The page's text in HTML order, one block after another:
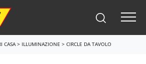
CASA> ILLUMINAZIONE > CIRCLE DA TAVOLO